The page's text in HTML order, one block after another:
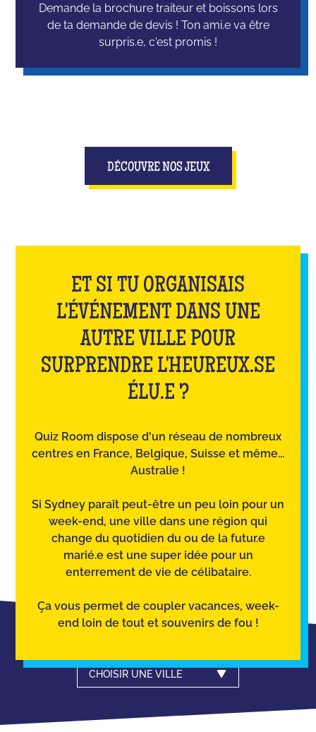
Demande la brochure traiteur et boissons lors
de ta demande de devis ! Ton ami.e va être
surpris.e, c'est promis !
DÉCOUVRE NOS JEUX
ET SI TU ORGANISAIS
L'ÉVÉNEMENT DANS UNE
AUTRE VILLE POUR
SURPRENDRE L'HEUREUX.SE
ÉLU.E ?
Quiz Room dispose d'un réseau de nombreux
centres en France, Belgique, Suisse et même...
Australie !
Si Sydney paraît peut-être un peu loin pour un
week-end, une ville dans une région qui
change du quotidien du ou de la futur.e
marié.e est une super idée pour un
enterrement de vie de célibataire.
Ça vous permet de coupler vacances, week-
end loin de tout et souvenirs de fou !
CHOISIR UNE VILLE